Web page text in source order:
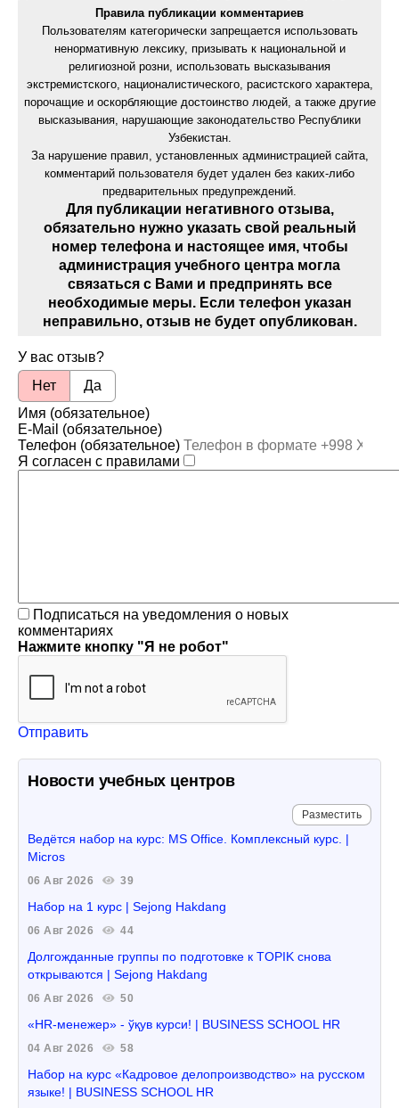
Правила публикации комментариев
Пользователям категорически запрещается использовать
ненормативную лексику, призывать к национальной и
религиозной розни, использовать высказывания
экстремистского, националистического, расистского характера,
порочащие и оскорбляющие достоинство людей, а также другие
высказывания, нарушающие законодательство Республики
Узбекистан.
За нарушение правил, установленных администрацией сайта,
комментарий пользователя будет удален без каких-либо
предварительных предупреждений.
Для публикации негативного отзыва,
обязательно нужно указать свой реальный
номер телефона и настоящее имя, чтобы
администрация учебного центра могла
связаться с Вами и предпринять все
необходимые меры. Если телефон указан
неправильно, отзыв не будет опубликован.
У вас отзыв?
Нет
Да
Имя (обязательное)
E-Mail (обязательное)
Телефон (обязательное)
Я согласен с правилами
Подписаться на уведомления о новых
комментариях
Нажмите кнопку "Я не робот"
Отправить
Новости учебных центров
Разместить
Ведётся набор на курс: MS Office. Комплексный курс. |
Micros
06 Авг 2026 39
Набор на 1 курс | Sejong Hakdang
06 Авг 2026 44
Долгожданные группы по подготовке к TOPIK снова
открываются | Sejong Hakdang
06 Авг 2026 50
«HR-менежер» - ўқув курси! | BUSINESS SCHOOL HR
04 Авг 2026 58
Набор на курс «Кадровое делопроизводство» на русском
языке! | BUSINESS SCHOOL HR